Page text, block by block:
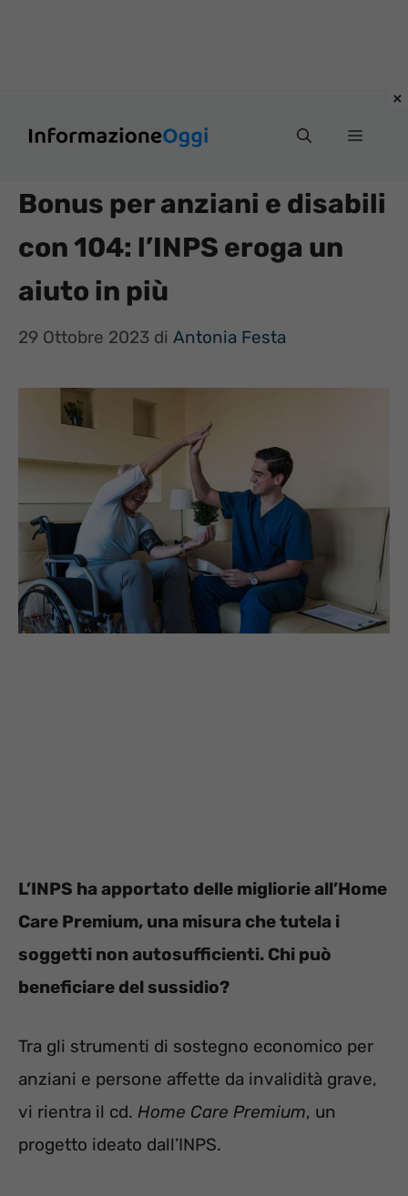
Menu
Bonus per anziani e disabili
con 104: l’INPS eroga un
aiuto in più
29 Ottobre 2023 di Antonia Festa
L’INPS ha apportato delle migliorie all’Home
Care Premium, una misura che tutela i
soggetti non autosufficienti. Chi può
beneficiare del sussidio?
Tra gli strumenti di sostegno economico per
anziani e persone affette da invalidità grave,
vi rientra il cd. Home Care Premium, un
progetto ideato dall’INPS.